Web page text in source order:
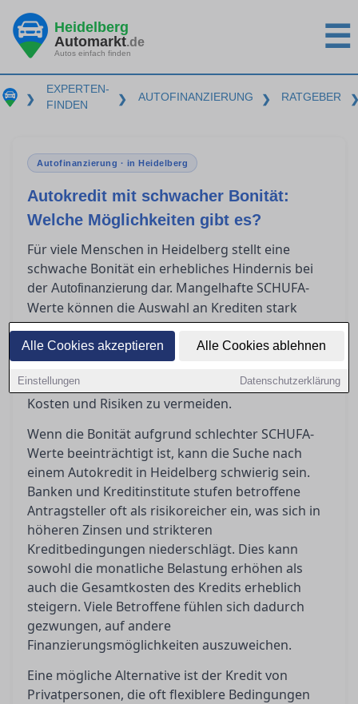
Alle Cookies akzeptieren Alle Cookies ablehnen
Einstellungen Datenschutzerklärung
Heidelberg
Automarkt.de
Autos einfach finden ☰
❯
EXPERTEN-
FINDEN
❯ AUTOFINANZIERUNG ❯ RATGEBER
Autofinanzierung · in Heidelberg
Autokredit mit schwacher Bonität:
Welche Möglichkeiten gibt es?
Für viele Menschen in Heidelberg stellt eine
schwache Bonität ein erhebliches Hindernis bei
der Autofinanzierung dar. Mangelhafte SCHUFA-
Werte können die Auswahl an Krediten stark
einschränken und zu höheren Zinsen führen. In
diesem Artikel zeigen wir Ihnen realistische
Alternativen auf und helfen Ihnen dabei, die
richtige Entscheidung zu treffen, um unnötige
Kosten und Risiken zu vermeiden.
Wenn die Bonität aufgrund schlechter SCHUFA-
Werte beeinträchtigt ist, kann die Suche nach
einem Autokredit in Heidelberg schwierig sein.
Banken und Kreditinstitute stufen betroffene
Antragsteller oft als risikoreicher ein, was sich in
höheren Zinsen und strikteren
Kreditbedingungen niederschlägt. Dies kann
sowohl die monatliche Belastung erhöhen als
auch die Gesamtkosten des Kredits erheblich
steigern. Viele Betroffene fühlen sich dadurch
gezwungen, auf andere
Finanzierungsmöglichkeiten auszuweichen.
Eine mögliche Alternative ist der Kredit von
Privatpersonen, die oft flexiblere Bedingungen